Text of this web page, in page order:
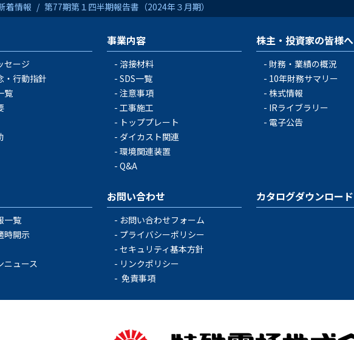
着情報 第77期第１四半期報告書（2024年３月期）
セージ
・行動指針
覧
事業内容
溶接材料
SDS一覧
注意事項
工事施工
トッププレート
ダイカスト関連
環境関連装置
Q&A
株主・投資家の皆様へ
財務・業績の概況
10年財務サマリー
株式情報
IRライブラリー
電子公告
一覧
時開示
ニュース
お問い合わせ
お問い合わせフォーム
プライバシーポリシー
セキュリティ基本方針
リンクポリシー
免責事項
カタログダウンロード